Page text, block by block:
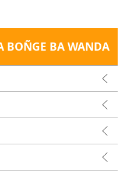
BOÑGE BA WANDA